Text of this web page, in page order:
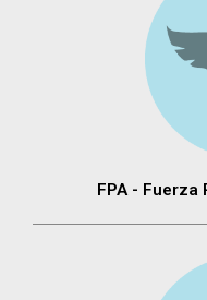
FPA -